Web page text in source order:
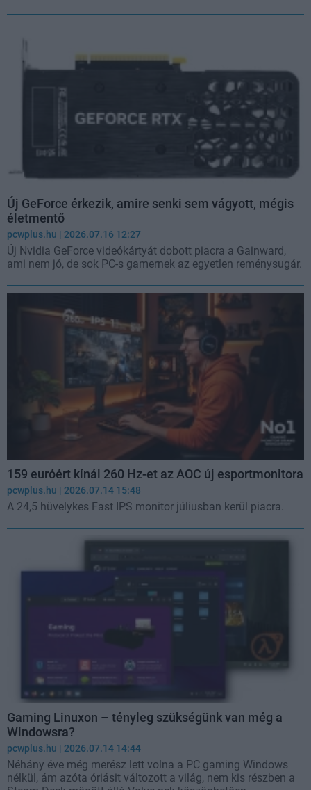
Új GeForce érkezik, amire senki sem vágyott, mégis
életmentő
pcwplus.hu | 2026.07.16 12:27
Új Nvidia GeForce videókártyát dobott piacra a Gainward,
ami nem jó, de sok PC-s gamernek az egyetlen reménysugár.
159 euróért kínál 260 Hz-et az AOC új esportmonitora
pcwplus.hu | 2026.07.14 15:48
A 24,5 hüvelykes Fast IPS monitor júliusban kerül piacra.
Gaming Linuxon – tényleg szükségünk van még a
Windowsra?
pcwplus.hu | 2026.07.14 14:44
Néhány éve még merész lett volna a PC gaming Windows
nélkül, ám azóta óriásit változott a világ, nem kis részben a